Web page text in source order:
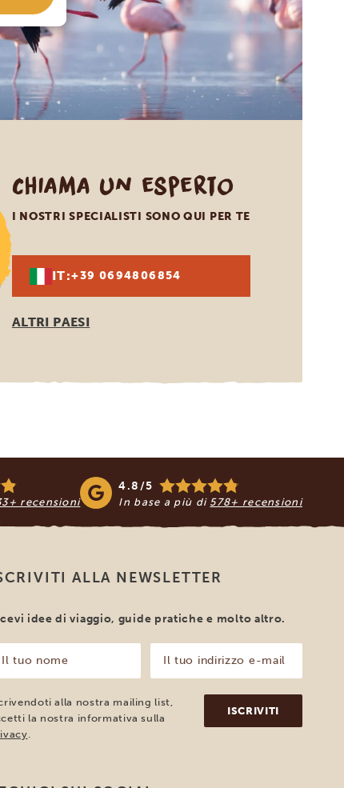
Chiama un esperto
I NOSTRI SPECIALISTI SONO QUI PER TE
IT:+39 0694806854
ALTRI PAESI
recensioni
4.8/5
In base a più di 578+ recensioni
ALLA NEWSLETTER
idee di viaggio, guide pratiche e molto altro.
tuo
indirizzo
e-
mail
(Obbligatorio)
alla nostra mailing list,
la nostra informativa sulla
.